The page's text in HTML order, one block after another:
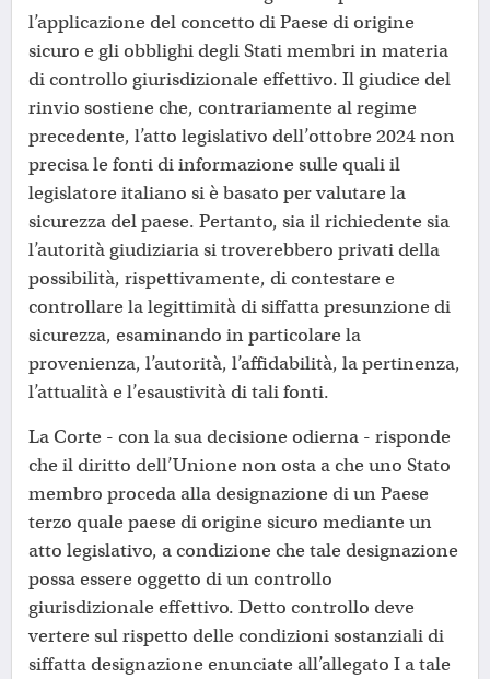
l’applicazione del concetto di Paese di origine
sicuro e gli obblighi degli Stati membri in materia
di controllo giurisdizionale effettivo. Il giudice del
rinvio sostiene che, contrariamente al regime
precedente, l’atto legislativo dell’ottobre 2024 non
precisa le fonti di informazione sulle quali il
legislatore italiano si è basato per valutare la
sicurezza del paese. Pertanto, sia il richiedente sia
l’autorità giudiziaria si troverebbero privati della
possibilità, rispettivamente, di contestare e
controllare la legittimità di siffatta presunzione di
sicurezza, esaminando in particolare la
provenienza, l’autorità, l’affidabilità, la pertinenza,
l’attualità e l’esaustività di tali fonti.
La Corte - con la sua decisione odierna - risponde
che il diritto dell’Unione non osta a che uno Stato
membro proceda alla designazione di un Paese
terzo quale paese di origine sicuro mediante un
atto legislativo, a condizione che tale designazione
possa essere oggetto di un controllo
giurisdizionale effettivo. Detto controllo deve
vertere sul rispetto delle condizioni sostanziali di
siffatta designazione enunciate all’allegato I a tale